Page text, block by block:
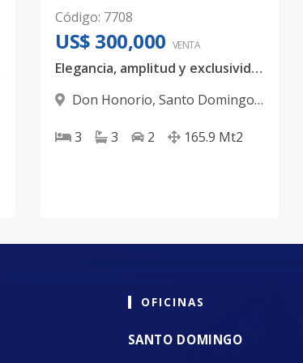
Código: 7708
US$ 300,000 VENTA
Elegancia, amplitud y exclusividad en un solo lugar
Don Honorio, Santo Domingo
3
3 2 165.9 Mt2
OFICINAS
SANTO DOMINGO